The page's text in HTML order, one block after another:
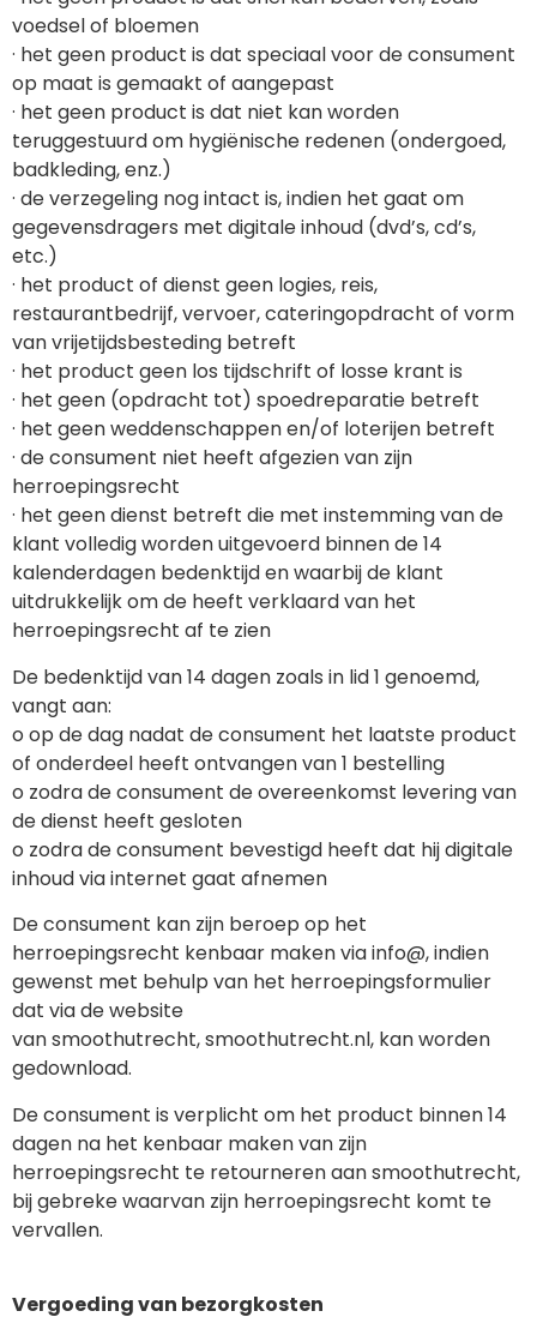
voedsel of bloemen
· het geen product is dat speciaal voor de consument
op maat is gemaakt of aangepast
· het geen product is dat niet kan worden
teruggestuurd om hygiënische redenen (ondergoed,
badkleding, enz.)
· de verzegeling nog intact is, indien het gaat om
gegevensdragers met digitale inhoud (dvd’s, cd’s,
etc.)
· het product of dienst geen logies, reis,
restaurantbedrijf, vervoer, cateringopdracht of vorm
van vrijetijdsbesteding betreft
· het product geen los tijdschrift of losse krant is
· het geen (opdracht tot) spoedreparatie betreft
· het geen weddenschappen en/of loterijen betreft
· de consument niet heeft afgezien van zijn
herroepingsrecht
· het geen dienst betreft die met instemming van de
klant volledig worden uitgevoerd binnen de 14
kalenderdagen bedenktijd en waarbij de klant
uitdrukkelijk om de heeft verklaard van het
herroepingsrecht af te zien
De bedenktijd van 14 dagen zoals in lid 1 genoemd,
vangt aan:
o op de dag nadat de consument het laatste product
of onderdeel heeft ontvangen van 1 bestelling
o zodra de consument de overeenkomst levering van
de dienst heeft gesloten
o zodra de consument bevestigd heeft dat hij digitale
inhoud via internet gaat afnemen
De consument kan zijn beroep op het
herroepingsrecht kenbaar maken via info@, indien
gewenst met behulp van het herroepingsformulier
dat via de website
van smoothutrecht, smoothutrecht.nl, kan worden
gedownload.
De consument is verplicht om het product binnen 14
dagen na het kenbaar maken van zijn
herroepingsrecht te retourneren aan smoothutrecht,
bij gebreke waarvan zijn herroepingsrecht komt te
vervallen.
Vergoeding van bezorgkosten